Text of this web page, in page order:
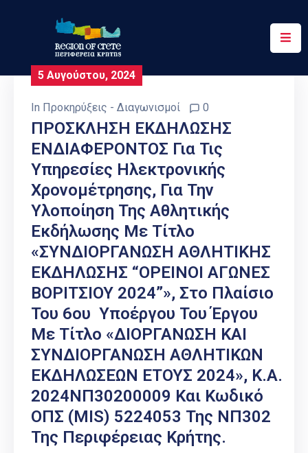
Περιφέρεια
Έργα
Δράσεις
Ψηφιακές
Υπηρεσίες
Επικοινωνία
5 Αυγούστου, 2024
In Προκηρύξεις - Διαγωνισμοί 0
ΠΡΟΣΚΛΗΣΗ ΕΚΔΗΛΩΣΗΣ
ΕΝΔΙΑΦΕΡΟΝΤΟΣ Για Τις
Υπηρεσίες Ηλεκτρονικής
Χρονομέτρησης, Για Την
Υλοποίηση Της Αθλητικής
Εκδήλωσης Με Τίτλο
«ΣΥΝΔΙΟΡΓΑΝΩΣΗ ΑΘΛΗΤΙΚΗΣ
ΕΚΔΗΛΩΣΗΣ “ΟΡΕΙΝΟΙ ΑΓΩΝΕΣ
ΒΟΡΙΤΣΙΟΥ 2024”», Στο Πλαίσιο
Του 6ου Υποέργου Του Έργου
Με Τίτλο «ΔΙΟΡΓΑΝΩΣΗ ΚΑΙ
ΣΥΝΔΙΟΡΓΑΝΩΣΗ ΑΘΛΗΤΙΚΩΝ
ΕΚΔΗΛΩΣΕΩΝ ΕΤΟΥΣ 2024», Κ.Α.
2024ΝΠ30200009 Και Κωδικό
ΟΠΣ (MIS) 5224053 Της ΝΠ302
Της Περιφέρειας Κρήτης.